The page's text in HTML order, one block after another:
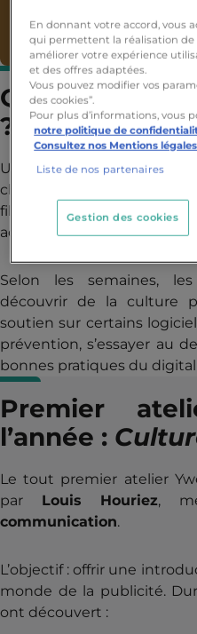
Qu’est-ce
?
Un atelier Ywork est un
chaque mercredi soir par
filières. Leur mission :
accessibles autour de
Selon les semaines,
découvrir de la culture
soutien sur certains
prévention, s’essayer au
bonnes pratiques du
Premier
l’année :
Le tout premier atelier
par Louis Houriez,
communication.
L’objectif : offrir une
monde de la publicité.
ont découvert :
En donnant votre accord, vous
qui permettent la réalisation
améliorer votre expérience
et des offres adaptées.
Vous pouvez modifier vos
des cookies”.
Pour plus d’informations, vous
notre politique de
Consultez nos Mentions légales
Liste de nos partenaires
Gestion des cookies